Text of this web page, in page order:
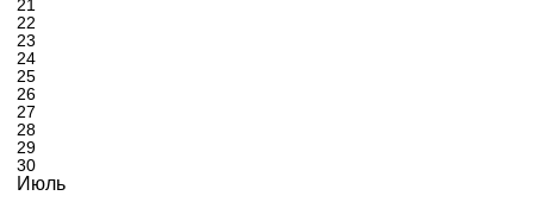
21
22
23
24
25
26
27
28
29
30
Июль